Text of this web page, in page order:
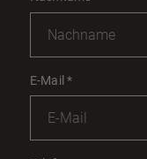
E-Mail*